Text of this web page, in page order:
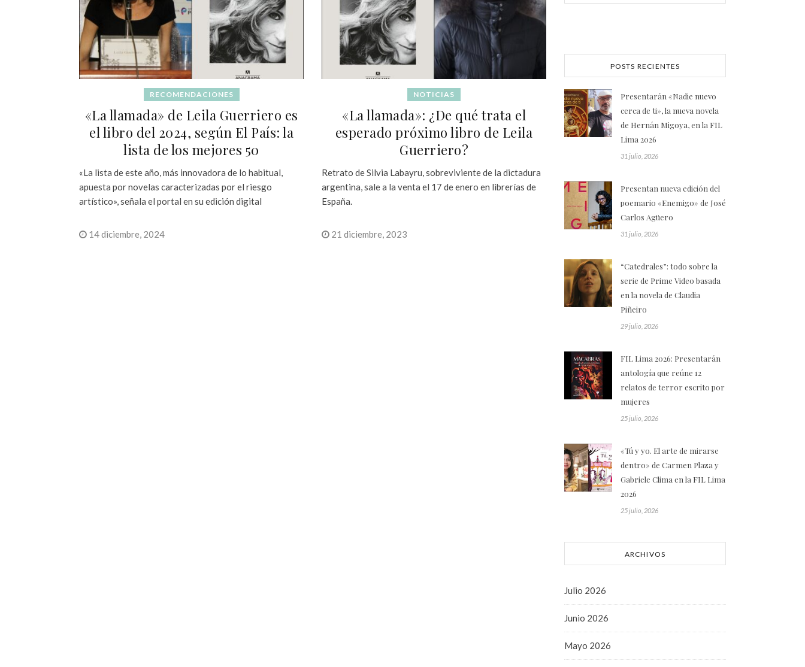
RECOMENDACIONES
«La llamada» de Leila Guerriero es
el libro del 2024, según El País: la
lista de los mejores 50
«La lista de este año, más innovadora de lo habitual,
apuesta por novelas caracterizadas por el riesgo
artístico», señala el portal en su edición digital
14 diciembre, 2024
NOTICIAS
«La llamada»: ¿De qué trata el
esperado próximo libro de Leila
Guerriero?
Retrato de Silvia Labayru, sobreviviente de la dictadura
argentina, sale a la venta el 17 de enero en librerías de
España.
21 diciembre, 2023
POSTS RECIENTES
Presentarán «Nadie nuevo
cerca de ti», la nueva novela
de Hernán Migoya, en la FIL
Lima 2026
31 julio, 2026
Presentan nueva edición del
poemario «Enemigo» de José
Carlos Agüero
31 julio, 2026
“Catedrales”: todo sobre la
serie de Prime Video basada
en la novela de Claudia
Piñeiro
29 julio, 2026
FIL Lima 2026: Presentarán
antología que reúne 12
relatos de terror escrito por
mujeres
25 julio, 2026
«Tú y yo. El arte de mirarse
dentro» de Carmen Plaza y
Gabriele Clima en la FIL Lima
2026
25 julio, 2026
ARCHIVOS
Julio 2026
Junio 2026
Mayo 2026